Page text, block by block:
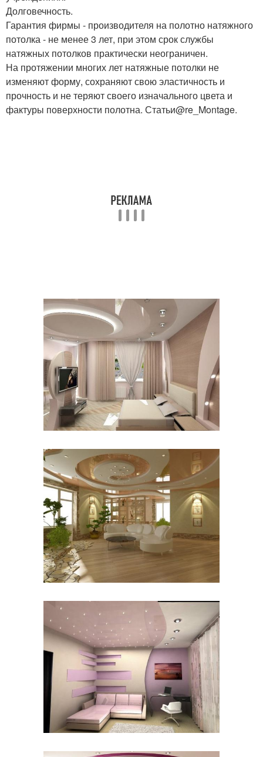
Долговечность.
Гарантия фирмы - производителя на полотно натяжного
потолка - не менее 3 лет, при этом срок службы
натяжных потолков практически неограничен.
На протяжении многих лет натяжные потолки не
изменяют форму, сохраняют свою эластичность и
прочность и не теряют своего изначального цвета и
фактуры поверхности полотна. Статьи@re_Montage.